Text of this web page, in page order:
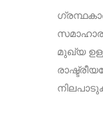
മുഖ്യ